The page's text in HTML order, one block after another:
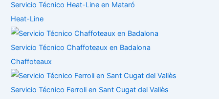
Servicio Técnico Heat-Line en Mataró
Heat-Line
Servicio Técnico Chaffoteaux en Badalona
Chaffoteaux
Servicio Técnico Ferroli en Sant Cugat del Vallès